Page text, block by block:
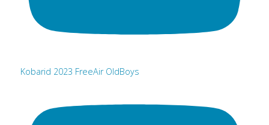
Kobarid 2023 FreeAir OldBoys